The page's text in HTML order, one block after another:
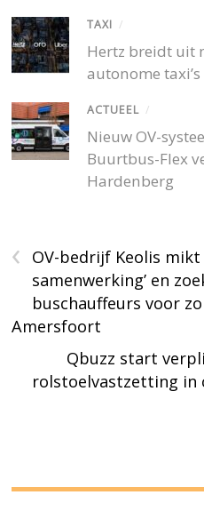
TAXI /
Hertz breidt uit
autonome taxi’s
ACTUEEL /
Nieuw OV-
Buurtbus-Flex
Hardenberg
‹
OV-bedrijf Keolis mikt
samenwerking’ en
buschauffeurs voor
Amersfoort
Qbuzz start
rolstoelvastzetting in